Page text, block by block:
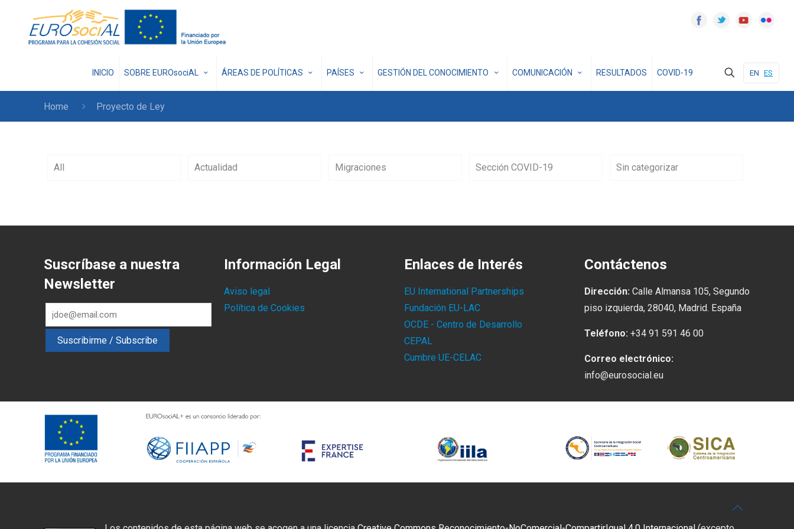
INICIO SOBRE EUROsociAL ÁREAS DE POLÍTICAS PAÍSES GESTIÓN DEL CONOCIMIENTO COMUNICACIÓN RESULTADOS COVID-19 EN ES
Home Proyecto de Ley
All Actualidad Migraciones Sección COVID-19 Sin categorizar
Suscríbase a nuestra
Newsletter
Información Legal
Aviso legal
Política de Cookies
Enlaces de Interés
EU International Partnerships
Fundación EU-LAC
OCDE - Centro de Desarrollo
CEPAL
Cumbre UE-CELAC
Contáctenos
Dirección: Calle Almansa 105, Segundo
piso izquierda, 28040, Madrid. España
Teléfono: +34 91 591 46 00
Correo electrónico:
info@eurosocial.eu